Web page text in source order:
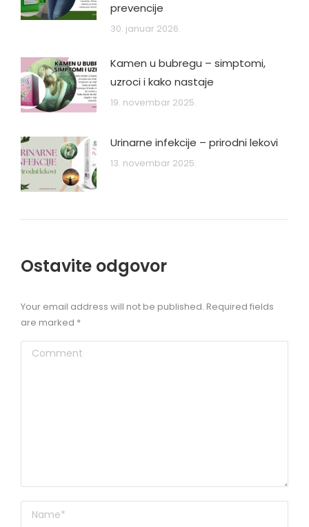
prevencije
30. januar 2026.
Kamen u bubregu – simptomi,
uzroci i kako nastaje
19. novembar 2025.
Urinarne infekcije – prirodni lekovi
13. novembar 2025.
Ostavite odgovor
Your email address will not be published. Required fields
are marked *
Comment
Name *